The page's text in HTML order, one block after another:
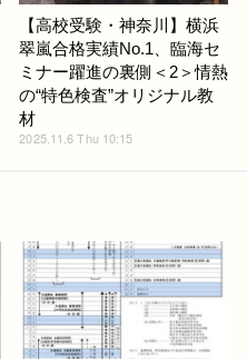
【高校受験・神奈川】横浜
翠嵐合格実績No.1、臨海セ
ミナー躍進の裏側＜2＞情熱
の“特色検査”オリジナル教
材
2025.11.6 Thu 10:15